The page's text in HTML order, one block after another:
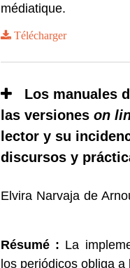
médiatique.
Télécharger
Los manuales
las versiones on
lector y su
discursos y
Elvira Narvaja de
Résumé : La
los periódicos obliga